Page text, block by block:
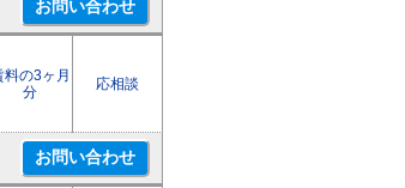
料の3ヶ月
分
応相談